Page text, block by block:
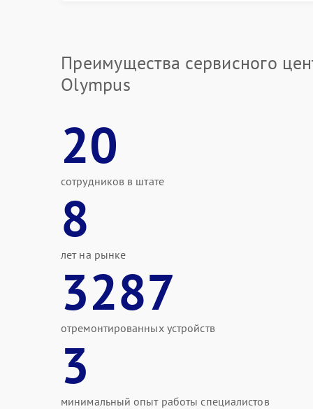
Преимущества сервисного
Olympus
20
сотрудников в штате
8
лет на рынке
3287
отремонтированных устройств
3
минимальный опыт работы специалистов